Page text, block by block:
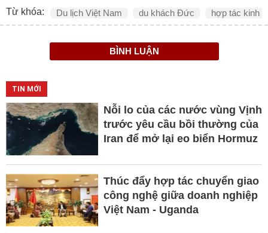
Từ khóa: Du lịch Việt Nam du khách Đức hợp tác kinh
BÌNH LUẬN
TIN MỚI
Nỗi lo của các nước vùng Vịnh
trước yêu cầu bồi thường của
Iran để mở lại eo biển Hormuz
Thúc đẩy hợp tác chuyển giao
công nghệ giữa doanh nghiệp
Việt Nam - Uganda